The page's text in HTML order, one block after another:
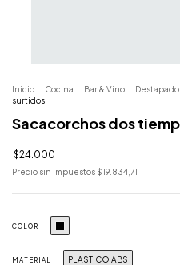
Inicio Cocina Bar & Vino
surtidos
Sacacorchos dos
$24.000
Precio sin impuestos $19.834,71
COLOR
MATERIAL PLASTICO ABS